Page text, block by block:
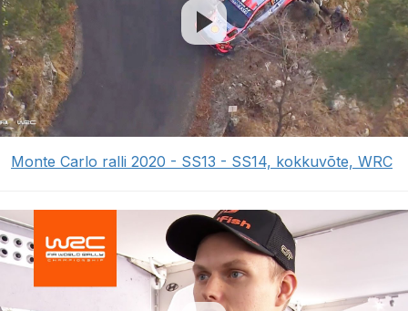
Monte Carlo ralli 2020 - SS13 - SS14, kokkuvõte, WRC